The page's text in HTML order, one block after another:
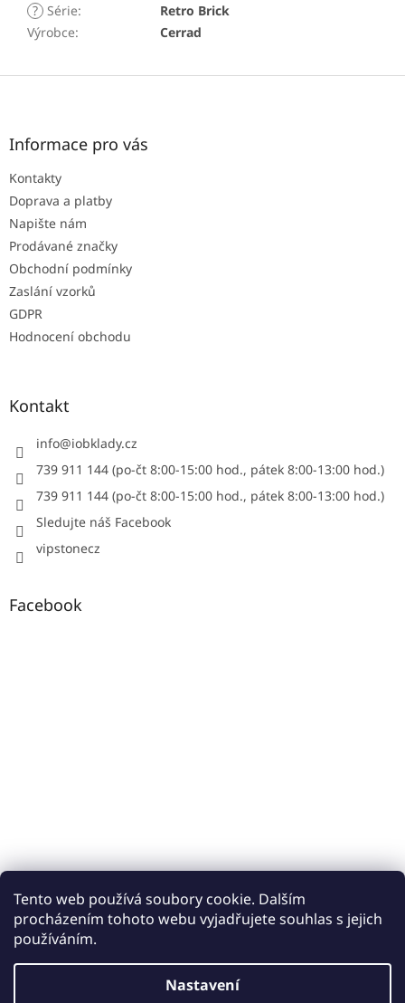
Tento web používá soubory cookie. Dalším
procházením tohoto webu vyjadřujete souhlas s jejich
používáním.
Nastavení
? Série:
Retro Brick
Výrobce: Cerrad
Z
Informace pro vás
Kontakty
Doprava a platby
Napište nám
Prodávané značky
Obchodní podmínky
Zaslání vzorků
GDPR
Hodnocení obchodu
Kontakt
info@iobklady.cz
739 911 144 (po-čt 8:00-15:00 hod., pátek 8:00-13:00 hod.)
739 911 144 (po-čt 8:00-15:00 hod., pátek 8:00-13:00 hod.)
Sledujte náš Facebook
vipstonecz
Facebook